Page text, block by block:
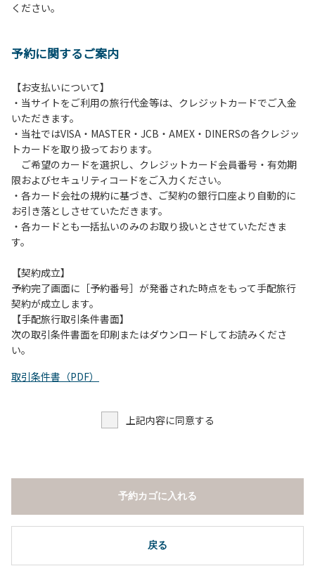
８.ごみの投棄
オートキャンプサイトはペット同伴でご利用が可能です。な
おペットを同伴する場合、下記事項を遵守ください。
１.施設内での、ペットのノーリードは禁止です。
２.糞尿の放置は禁止です。飼い主が責任を持って処理してく
ださい。
３.ペットの無駄吠え等の行為が、他の利用者の迷惑になると
判断した場合、ご利用をお断りする場合があります。
ください。
予約に関するご案内
【お支払いについて】
・当サイトをご利用の旅行代金等は、クレジットカードでご入金
いただきます。
・当社ではVISA・MASTER・JCB・AMEX・DINERSの各クレジッ
トカードを取り扱っております。
ご希望のカードを選択し、クレジットカード会員番号・有効期
限およびセキュリティコードをご入力ください。
・各カード会社の規約に基づき、ご契約の銀行口座より自動的に
お引き落としさせていただきます。
・各カードとも一括払いのみのお取り扱いとさせていただきま
す。
【契約成立】
予約完了画面に［予約番号］が発番された時点をもって手配旅行
契約が成立します。
【手配旅行取引条件書面】
次の取引条件書面を印刷またはダウンロードしてお読みくださ
い。
取引条件書（PDF）
上記内容に同意する
戻る
予約カゴに入れる